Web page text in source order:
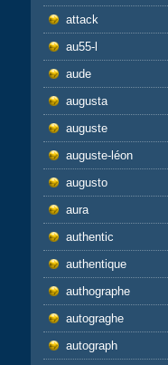
attack
au55-l
aude
augusta
auguste
auguste-léon
augusto
aura
authentic
authentique
authographe
autograghe
autograph